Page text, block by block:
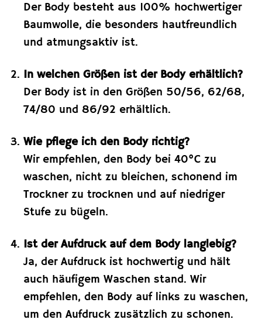
Der Body besteht aus 100% hochwertiger
Baumwolle, die besonders hautfreundlich
und atmungsaktiv ist.
In welchen Größen ist der Body erhältlich?
Der Body ist in den Größen 50/56, 62/68,
74/80 und 86/92 erhältlich.
Wie pflege ich den Body richtig?
Wir empfehlen, den Body bei 40°C zu
waschen, nicht zu bleichen, schonend im
Trockner zu trocknen und auf niedriger
Stufe zu bügeln.
Ist der Aufdruck auf dem Body langlebig?
Ja, der Aufdruck ist hochwertig und hält
auch häufigem Waschen stand. Wir
empfehlen, den Body auf links zu waschen,
um den Aufdruck zusätzlich zu schonen.